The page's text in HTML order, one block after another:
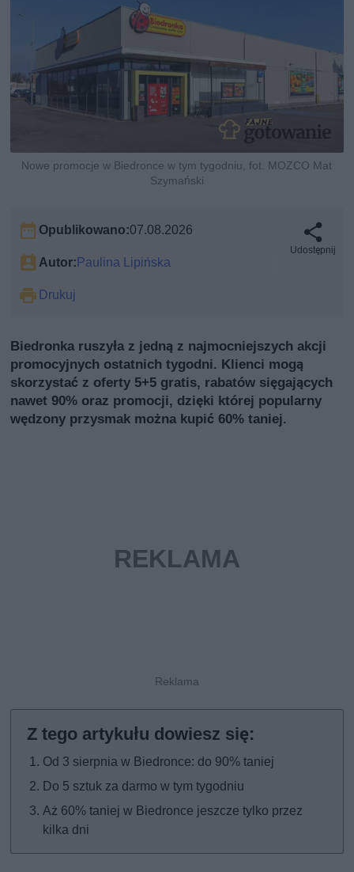
Nowe promocje w Biedronce w tym tygodniu, fot. MOZCO Mat
Szymański
Opublikowano:07.08.2026
Autor:Paulina Lipińska
Drukuj
Udostępnij
Biedronka ruszyła z jedną z najmocniejszych akcji
promocyjnych ostatnich tygodni. Klienci mogą
skorzystać z oferty 5+5 gratis, rabatów sięgających
nawet 90% oraz promocji, dzięki której popularny
wędzony przysmak można kupić 60% taniej.
Od 3 sierpnia w Biedronce: do 90% taniej
Do 5 sztuk za darmo w tym tygodniu
Aż 60% taniej w Biedronce jeszcze tylko przez
kilka dni